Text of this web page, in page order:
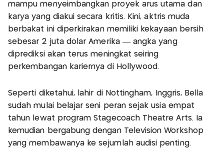
mampu menyeimbangkan proyek arus utama dan
karya yang diakui secara kritis. Kini, aktris muda
berbakat ini diperkirakan memiliki kekayaan bersih
sebesar 2 juta dolar Amerika — angka yang
diprediksi akan terus meningkat seiring
perkembangan kariernya di Hollywood.
Seperti diketahui, lahir di Nottingham, Inggris, Bella
sudah mulai belajar seni peran sejak usia empat
tahun lewat program Stagecoach Theatre Arts. Ia
kemudian bergabung dengan Television Workshop
yang membawanya ke sejumlah audisi penting.